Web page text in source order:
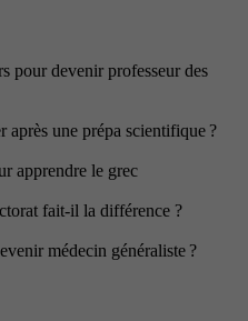
pour devenir professeur des
après une prépa scientifique ?
apprendre le grec
fait-il la différence ?
médecin généraliste ?